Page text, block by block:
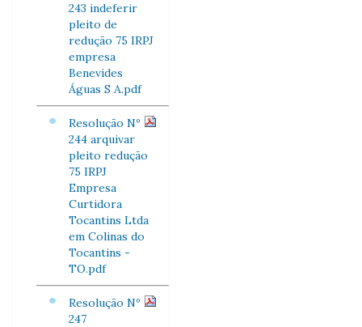
243 indeferir
pleito de
redução 75 IRPJ
empresa
Benevides
Águas S A.pdf
Resolução Nº
244 arquivar
pleito redução
75 IRPJ
Empresa
Curtidora
Tocantins Ltda
em Colinas do
Tocantins -
TO.pdf
Resolução Nº
247